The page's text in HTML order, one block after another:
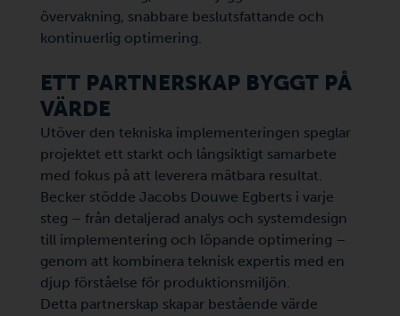
övervakning, snabbare beslutsfattande och
kontinuerlig optimering.
ETT PARTNERSKAP BYGGT PÅ
VÄRDE
Utöver den tekniska implementeringen speglar
projektet ett starkt och långsiktigt samarbete
med fokus på att leverera mätbara resultat.
Becker stödde Jacobs Douwe Egberts i varje
steg – från detaljerad analys och systemdesign
till implementering och löpande optimering –
genom att kombinera teknisk expertis med en
djup förståelse för produktionsmiljön.
Detta partnerskap skapar bestående värde